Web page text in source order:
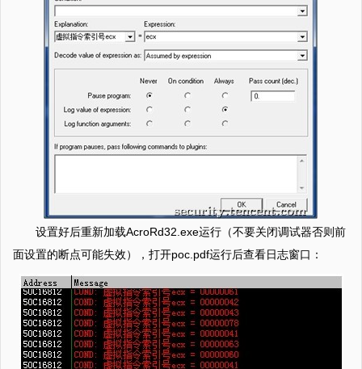
设置好后重新加载AcroRd32.exe运行（不要关闭调试器否则前
面设置的断点可能失效），打开poc.pdf运行后查看日志窗口：